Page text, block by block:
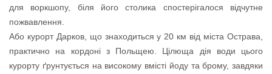
для воркшопу, біля його столика спостерігалося відчутне
пожвавлення.
Або курорт Дарков, що знаходиться у 20 км від міста Острава,
практично на кордоні з Польщею. Цілюща дія води цього
курорту ґрунтується на високому вмісті йоду та брому, завдяки